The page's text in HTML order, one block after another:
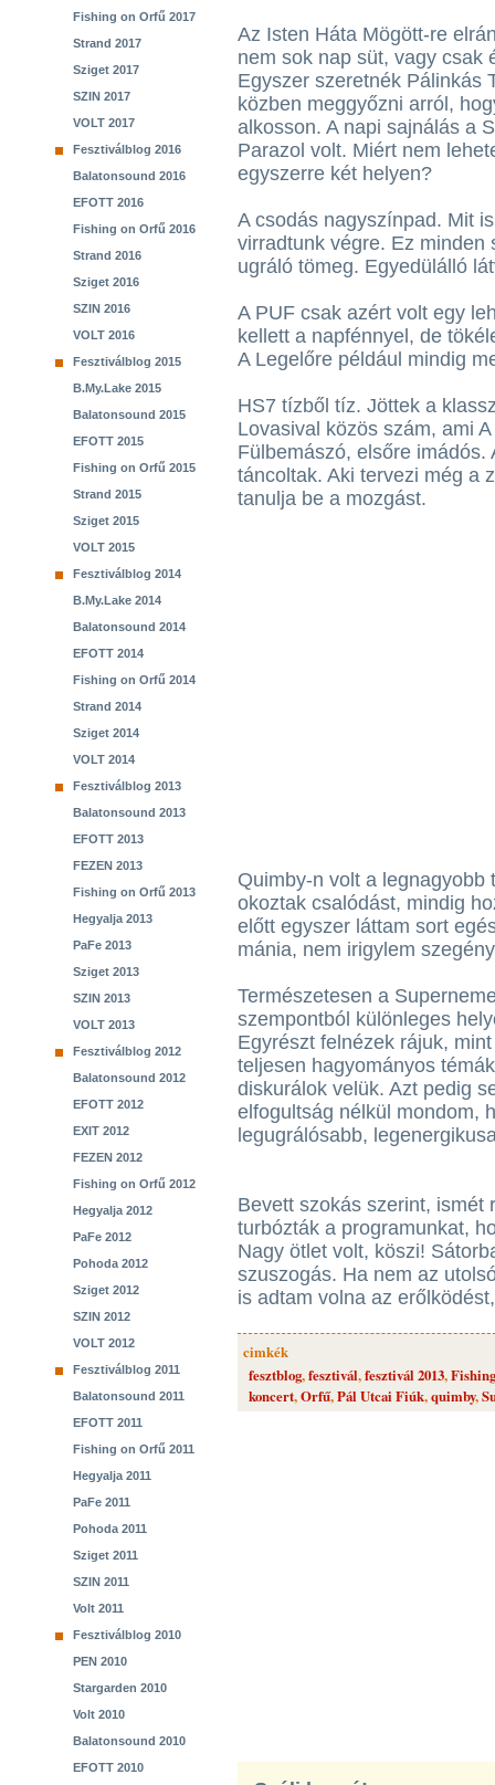
Fishing on Orfű 2017
Strand 2017
Sziget 2017
SZIN 2017
VOLT 2017
Fesztiválblog 2016
Balatonsound 2016
EFOTT 2016
Fishing on Orfű 2016
Strand 2016
Sziget 2016
SZIN 2016
VOLT 2016
Fesztiválblog 2015
B.My.Lake 2015
Balatonsound 2015
EFOTT 2015
Fishing on Orfű 2015
Strand 2015
Sziget 2015
VOLT 2015
Fesztiválblog 2014
B.My.Lake 2014
Balatonsound 2014
EFOTT 2014
Fishing on Orfű 2014
Strand 2014
Sziget 2014
VOLT 2014
Fesztiválblog 2013
Balatonsound 2013
EFOTT 2013
FEZEN 2013
Fishing on Orfű 2013
Hegyalja 2013
PaFe 2013
Sziget 2013
SZIN 2013
VOLT 2013
Fesztiválblog 2012
Balatonsound 2012
EFOTT 2012
EXIT 2012
FEZEN 2012
Fishing on Orfű 2012
Hegyalja 2012
PaFe 2012
Pohoda 2012
Sziget 2012
SZIN 2012
VOLT 2012
Fesztiválblog 2011
Balatonsound 2011
EFOTT 2011
Fishing on Orfű 2011
Hegyalja 2011
PaFe 2011
Pohoda 2011
Sziget 2011
SZIN 2011
Volt 2011
Fesztiválblog 2010
PEN 2010
Stargarden 2010
Volt 2010
Balatonsound 2010
EFOTT 2010
Az Isten Háta Mögött-re
nem sok nap süt, vagy csak
Egyszer szeretnék Pálinkás
közben meggyőzni arról,
alkosson. A napi sajnálás a
Parazol volt. Miért nem
egyszerre két helyen?
A csodás nagyszínpad. Mit
virradtunk végre. Ez
ugráló tömeg. Egyedülálló
A PUF csak azért volt egy
kellett a napfénnyel, de
A Legelőre például mindig
HS7 tízből tíz. Jöttek a
Lovasival közös szám, ami
Fülbemászó, elsőre
táncoltak. Aki tervezi még a
tanulja be a mozgást.
Quimby-n volt a legnagyobb
okoztak csalódást, mindig
előtt egyszer láttam sort
mánia, nem irigylem
Természetesen a
szempontból különleges
Egyrészt felnézek rájuk,
teljesen hagyományos
diskurálok velük. Azt pedig
elfogultság nélkül mondom,
legugrálósabb,
Bevett szokás szerint, ismét
turbózták a programunkat,
Nagy ötlet volt, köszi!
szuszogás. Ha nem az
is adtam volna az
cimkék
fesztblog,fesztivál,fesztivál 2013,
koncert,Orfű,Pál Utcai Fiúk,quimby,